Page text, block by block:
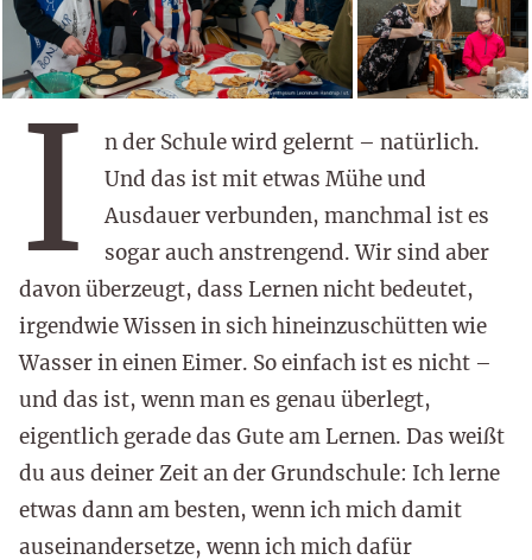
I
n der Schule wird gelernt – natürlich.
Und das ist mit etwas Mühe und
Ausdauer verbunden, manchmal ist es
sogar auch anstrengend. Wir sind aber
davon überzeugt, dass Lernen nicht bedeutet,
irgendwie Wissen in sich hineinzuschütten wie
Wasser in einen Eimer. So einfach ist es nicht –
und das ist, wenn man es genau überlegt,
eigentlich gerade das Gute am Lernen. Das weißt
du aus deiner Zeit an der Grundschule: Ich lerne
etwas dann am besten, wenn ich mich damit
auseinandersetze, wenn ich mich dafür